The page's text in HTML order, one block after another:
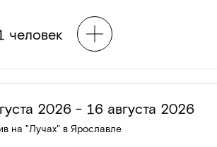
человек
2026 - 16 августа 2026
на "Лучах" в Ярославле